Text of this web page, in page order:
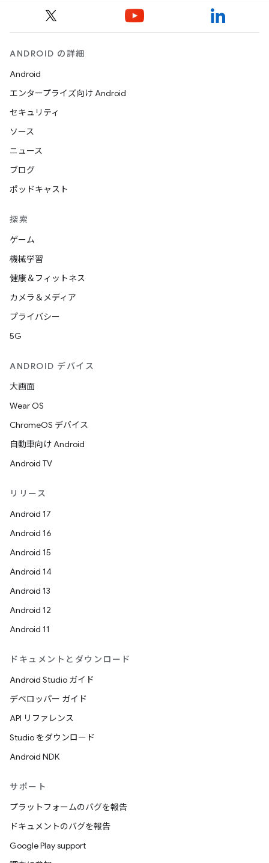
ANDROID の詳細
Android
エンタープライズ向け Android
セキュリティ
ソース
ニュース
ブログ
ポッドキャスト
探索
ゲーム
機械学習
健康＆フィットネス
カメラ＆メディア
プライバシー
5G
ANDROID デバイス
大画面
Wear OS
ChromeOS デバイス
自動車向け Android
Android TV
リリース
Android 17
Android 16
Android 15
Android 14
Android 13
Android 12
Android 11
ドキュメントとダウンロード
Android Studio ガイド
デベロッパー ガイド
API リファレンス
Studio をダウンロード
Android NDK
サポート
プラットフォームのバグを報告
ドキュメントのバグを報告
Google Play support